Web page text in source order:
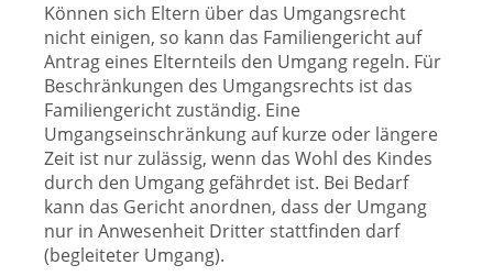
Können sich Eltern über das Umgangsrecht
nicht einigen, so kann das Familiengericht auf
Antrag eines Elternteils den Umgang regeln. Für
Beschränkungen des Umgangsrechts ist das
Familiengericht zuständig. Eine
Umgangseinschränkung auf kurze oder längere
Zeit ist nur zulässig, wenn das Wohl des Kindes
durch den Umgang gefährdet ist. Bei Bedarf
kann das Gericht anordnen, dass der Umgang
nur in Anwesenheit Dritter stattfinden darf
(begleiteter Umgang).